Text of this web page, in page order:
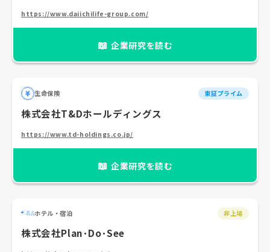
https://www.daiichilife-group.com/
📖 企業研究を読む
生命保険 東証プライム
株式会社T&Dホールディングス
https://www.td-holdings.co.jp/
📖 企業研究を読む
ホテル・宿泊 非上場
株式会社Plan･Do･See